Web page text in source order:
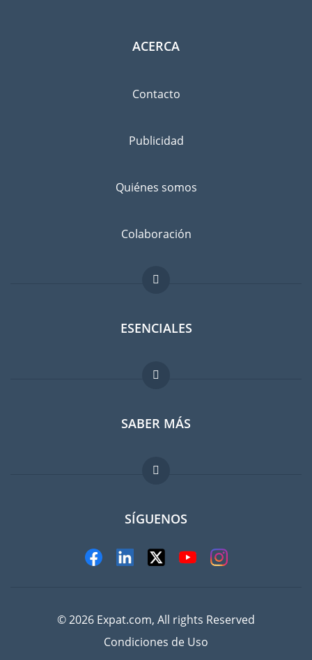
ACERCA
Contacto
Publicidad
Quiénes somos
Colaboración
ESENCIALES
Foro para expatriados
Guia para expatriados
Trabajos en el extranjero
SABER MÁS
FAQ
SÍGUENOS
© 2026 Expat.com, All rights Reserved
Condiciones de Uso